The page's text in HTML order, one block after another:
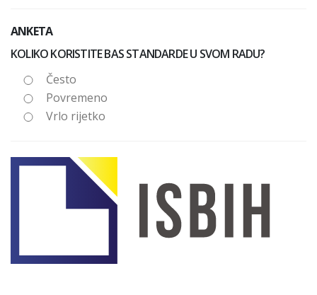
ANKETA
KOLIKO KORISTITE BAS STANDARDE U SVOM RADU?
Često
Povremeno
Vrlo rijetko